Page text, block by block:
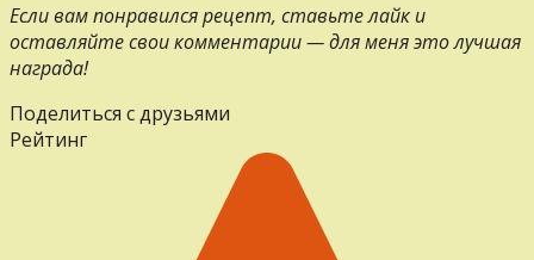
Если вам понравился рецепт, ставьте лайк и
оставляйте свои комментарии — для меня это лучшая
награда!
Поделиться с друзьями
Рейтинг